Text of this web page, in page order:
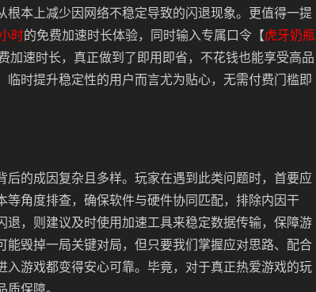
本上减少因网络不稳定导致的闪退现象。更值得一提
时的免费加速时长体验，同时输入专属口令【虎牙奶瓶
加速时长，真正做到了即用即省，不花钱也能享受高品
时提升稳定性的用户而言尤为贴心，无需付费门槛即
的成因复杂且多样。玩家在遇到此类问题时，首要应
等角度排查，确保软件与硬件协同匹配，排除内因干
，则建议及时使用加速工具来稳定数据传输，保障游
毁掉一局关键对局，但只要我们掌握应对思路、配合
入游戏都变得安心可靠。毕竟，对于真正热爱游戏的玩
保障。